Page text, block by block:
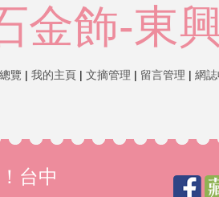
金飾-東
總覽 | 我的主頁 | 文摘管理 | 留言管理 | 網
台中